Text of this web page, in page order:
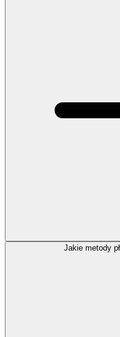
Jakie metody